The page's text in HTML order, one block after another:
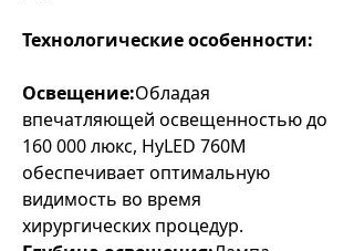
Технологические особенности:
Освещение:Обладая
впечатляющей освещенностью до
160 000 люкс, HyLED 760M
обеспечивает оптимальную
видимость во время
хирургических процедур.